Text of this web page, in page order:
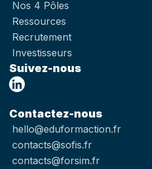
Nos 4 Pôles
Ressources
Recrutement
Investisseurs
Suivez-nous
Contactez-nous
hello@eduformaction.fr
contacts@sofis.fr
contacts@forsim.fr